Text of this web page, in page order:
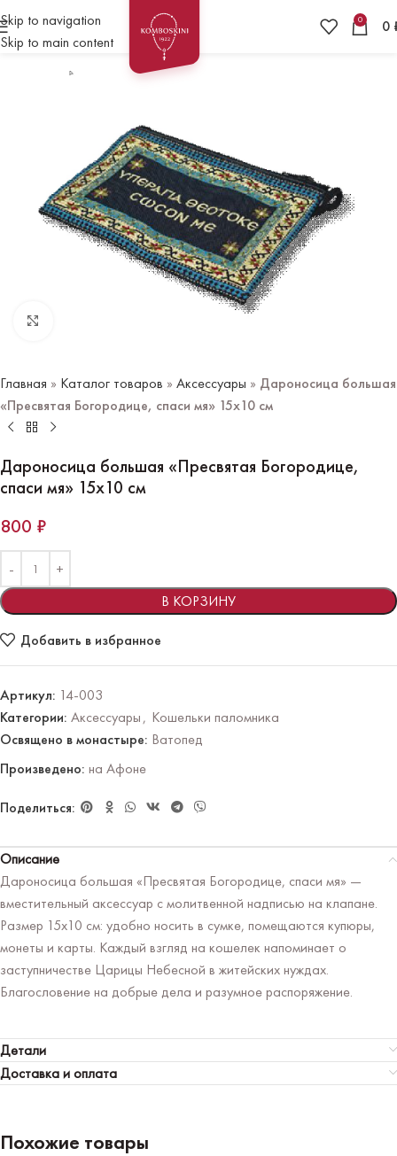
Skip to navigation
Skip to main content
0 0
Главная » Каталог товаров » Аксессуары » Дароносица большая
«Пресвятая Богородице, спаси мя» 15х10 см
Дароносица большая «Пресвятая Богородице,
спаси мя» 15х10 см
800 ₽
В КОРЗИНУ
Добавить в избранное
Артикул: 14-003
Категории: Аксессуары, Кошельки паломника
Освящено в монастыре: Ватопед
Произведено: на Афоне
Поделиться:
Описание
Дароносица большая «Пресвятая Богородице, спаси мя» —
вместительный аксессуар с молитвенной надписью на клапане.
Размер 15х10 см: удобно носить в сумке, помещаются купюры,
монеты и карты. Каждый взгляд на кошелек напоминает о
заступничестве Царицы Небесной в житейских нуждах.
Благословение на добрые дела и разумное распоряжение.
Детали
Доставка и оплата
Похожие товары